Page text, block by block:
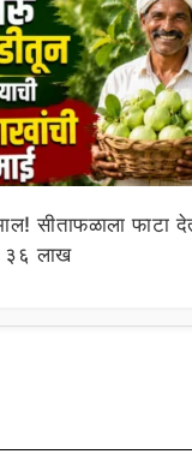
सीताफळाला फाटा
३६ लाख